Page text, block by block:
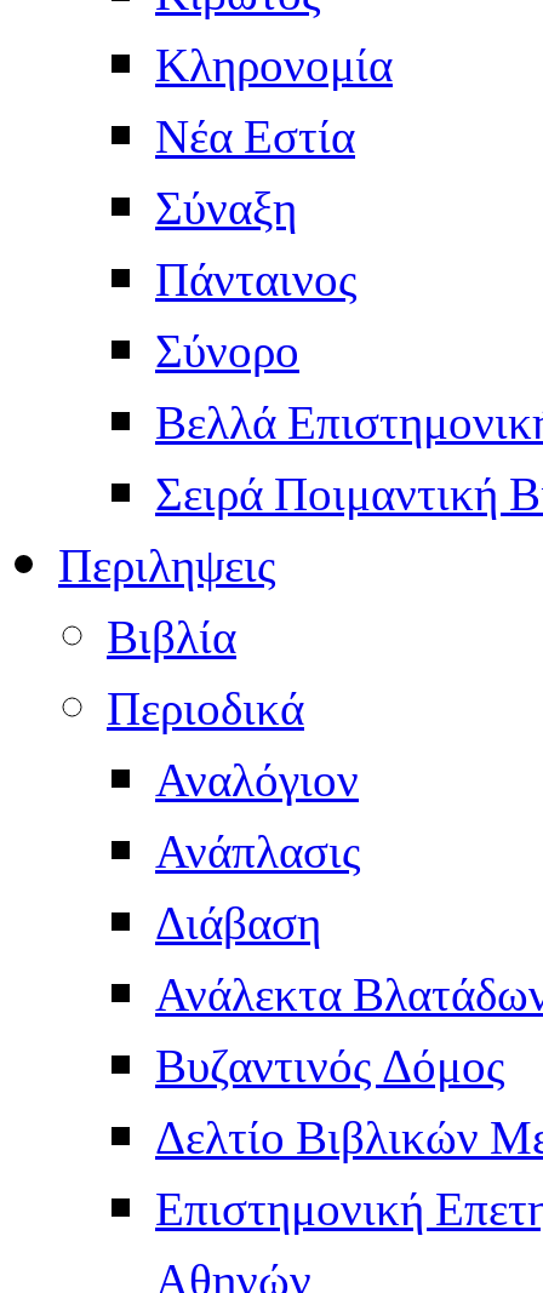
Κληρονομία
Νέα Εστία
Σύναξη
Πάνταινος
Σύνορο
Βελλά
Σειρά Ποιμαντική
Περιληψεις
Βιβλία
Περιοδικά
Αναλόγιον
Ανάπλασις
Διάβαση
Ανάλεκτα
Βυζαντινός Δόμος
Δελτίο Βιβλικών
Επιστημονική